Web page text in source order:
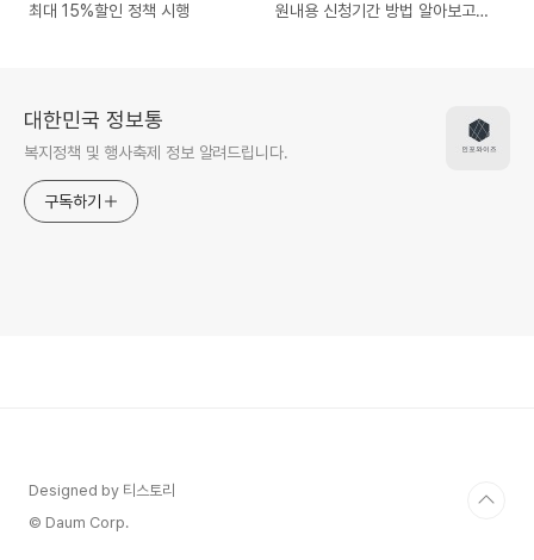
최대 15%할인 정책 시행
원내용 신청기간 방법 알아보고
대한민국 정보통
복지정책 및 행사축제 정보 알려드립니다.
구독하기
Designed by 티스토리
© Daum Corp.